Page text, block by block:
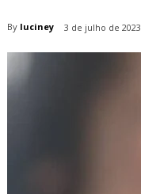
By luciney 3 de julho de 2023